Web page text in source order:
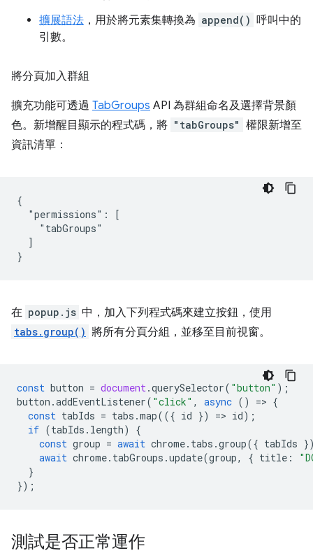
擴展語法 ，用於將元素集轉換為 append() 呼叫中的
引數。
將分頁加入群組
擴充功能可透過 TabGroups API 為群組命名及選擇背景顏
色。新增醒目顯示的程式碼，將 "tabGroups" 權限新增至
資訊清單：
{
  "permissions": [
    "tabGroups"
  ]
在 popup.js 中，加入下列程式碼來建立按鈕，使用
tabs.group() 將所有分頁分組，並移至目前視窗。
const button = document.querySelector( "button" );
button .addEventListener( "click" , async () => {
const tabIds = tabs .map(({ id }) => id);
if (tabIds . length)
{
const group = await chrome. tabs .group({ tabIds
await chrome. tabGroups .update(group, { title :
}
});
測試是否正常運作